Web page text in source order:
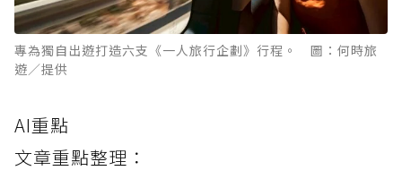
專為獨自出遊打造六支《一人旅行企劃》行程。 圖：何時旅
遊／提供
AI重點
文章重點整理：